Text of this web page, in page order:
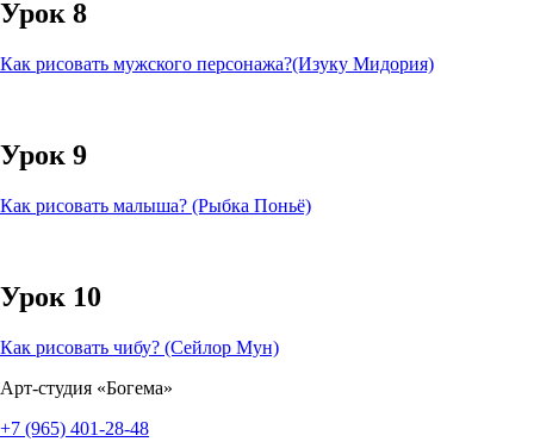
Урок 8
Как рисовать мужского персонажа?(Изуку Мидория)
Урок 9
Как рисовать малыша? (Рыбка Поньё)
Урок 10
Как рисовать чибу? (Сейлор Мун)
Арт-студия «Богема»
+7 (965) 401-28-48